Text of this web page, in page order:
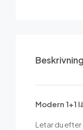
Beskrivning
Modern 1+1
Letar du